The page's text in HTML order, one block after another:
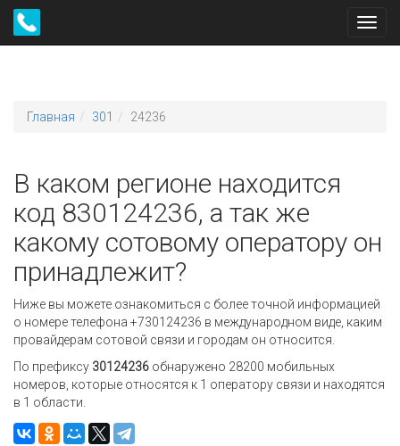
Главная 301 24236
В каком регионе находится
код 830124236, а так же
какому сотовому оператору он
принадлежит?
Ниже вы можете ознакомиться с более точной информацией
о номере телефона +730124236 в международном виде, каким
провайдерам сотовой связи и городам он относится.
По префиксу 30124236 обнаружено 28200 мобильных
номеров, которые относятся к 1 оператору связи и находятся
в 1 области.